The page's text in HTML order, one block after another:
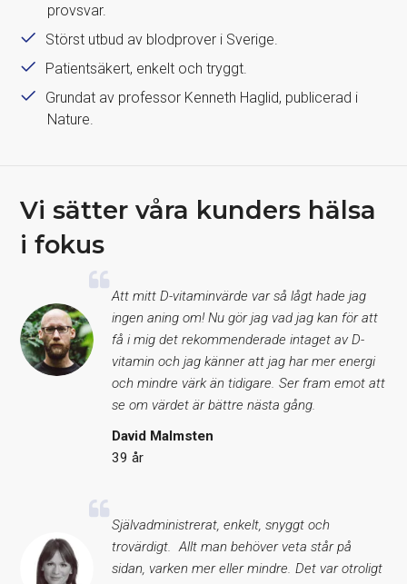
provsvar.
Störst utbud av blodprover i Sverige.
Patientsäkert, enkelt och tryggt.
Grundat av professor Kenneth Haglid, publicerad i
Nature.
Vi sätter våra kunders hälsa
i fokus
Att mitt D-vitaminvärde var så lågt hade jag
ingen aning om! Nu gör jag vad jag kan för att
få i mig det rekommenderade intaget av D-
vitamin och jag känner att jag har mer energi
och mindre värk än tidigare. Ser fram emot att
se om värdet är bättre nästa gång.
David Malmsten
39 år
Självadministrerat, enkelt, snyggt och
trovärdigt. Allt man behöver veta står på
sidan, varken mer eller mindre. Det var otroligt